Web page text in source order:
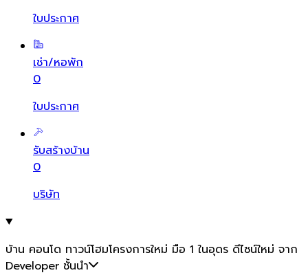
ใบประกาศ
เช่า/หอพัก
0
ใบประกาศ
รับสร้างบ้าน
0
บริษัท
บ้าน คอนโด ทาวน์โฮมโครงการใหม่ มือ 1 ในอุดร ดีไซน์ใหม่ จาก
Developer ชั้นนำ